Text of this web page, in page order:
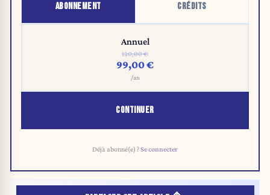
ABONNEMENT CRÉDITS
Annuel
120,00 €
99,00 €
/an
CONTINUER
Déjà abonné(e) ?Se connecter